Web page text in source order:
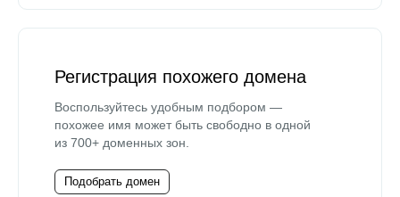
Регистрация похожего домена
Воспользуйтесь удобным подбором —
похожее имя может быть свободно в одной
из 700+ доменных зон.
Подобрать домен